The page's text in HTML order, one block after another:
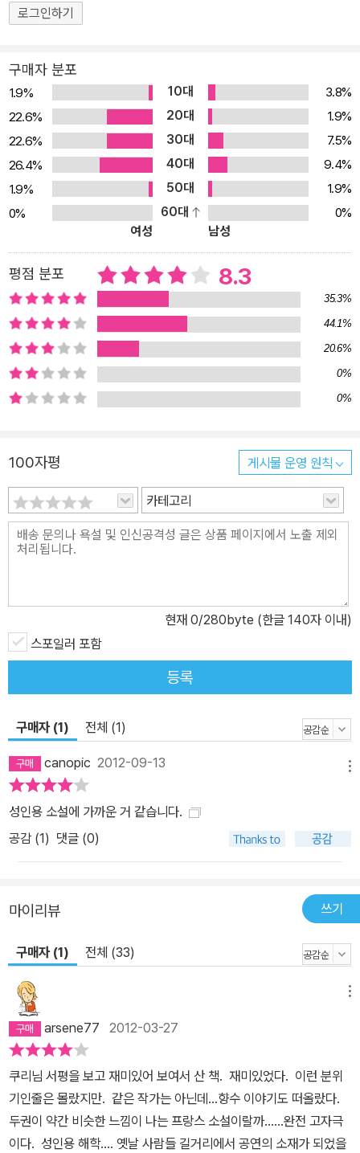
다. 팩션은 역사적 사실에서 소설적 제재를 취한 것으로 작가의 해석
적 사실을 지나치게 과장하거나 비틀고, 환상성까지 가미시키는 과정
에서 당대의 풍속이나 세부적 진실에 대한 세밀한 복원을 간과한 측
면이 있다. 하지만 이 작품 『몽테스팡 수난기』는 풍부한 역사적 사료
를 바탕으로 당대의 소소한 사건과 배경, 관습과 풍속 등을 적나라할
만큼 세밀하고 과감하게 묘사하고 있어, 팩션의 새로운 문법을 만들
어냈다는 평가를 받을 만하다. 그동안 ‘프랑스의 장희빈’이라고 불리
는 몽테스팡 후작부인에게 시선이 집중되었으나, 이 작품은 자신이
사랑하는 아내를 빼앗긴 한 남자의 애절한 절규에 주목한다. 몽테스
팡이 아내, 아테나이(몽테스팡 후작부인)가 태양왕의 눈에 띄자 왕에
대한 순진한 충성심과 점차 몰락해가는 자신의 귀족 가문을 살려보려
는 심산으로 아내를 궁정에 들여보내는 것이 모든 사건의 발단이다.
당시엔 귀족들이 자기 아내를 왕의 정부로 만들지 못해 안달인 시대
였으나, 몽테스팡 후작은 정반대였다. 그는 아내가 왕의 공식적인 정
부 노릇을 하게 되자, 정면으로 군주에 반항하는 모습을 보였다. 이는
왕권신수설을 근간으로 한 군주제의 정통성 자체를 위협하는 의미이
지 못한 반항의 제스처를 두려움 없이 행한다. 그는 파리의 창녀들을
을 땅에 묻음으로써 아내의 장례식을 거행하기도 했다. 세상의 온갖
조롱과 우스개의 대상이 됐음으로 불구하고, 조금도 굴하지 않고 이
렇듯 기괴한 행동들을 감행했던 몽테스팡의 모습을 장 퇼레는 소설
거나 미화하지 않고 직설적으로 묘사함으로써 역사의 현장이 마치 눈
앞에 바로 그려지는 듯 착각이 들게 하는 것은 장 퇼레이기에 가능한
작업일 것이다. 부조리와 부도덕한 인간들의 세상 장 퇼레식 팩션이
보여주는 인간의 무한한 욕망과 그 끝의 허망함 왕권신수설을 내세우
력 남용. 이에 반기를 들기는커녕 굴종함으로써 자신의 이익을 챙기
했던 몽테스팡 후작. 부조리함 속에 분출되는 인간의 더럽고 추악한
욕망 등을 장 퇼레는 너무나 유명한 역사적 사실을 통해 생생하고 리
얼하게 표현해내고 있다. 이미 사람들이 알고 있는 역사적 사건에 방
대한 사료 수집을 통해 탄탄한 토대를 마련하고, 작가적 상상력을 보
태어 드라마티컬하게 재구성하며, 작가만의 해학과 블랙유머를 덧대
하여금 재미난 읽을거리의 차원을 뛰어넘는 문학적 가치를 지닌 팩션
한 미덕이라 할 수 있다. 그와 더불어 힘을 지닌 자에게 사랑하는 아내
내내 웃고 있지만 웃을 수 없는 인간의 씁쓸한 삶에 대해 장 퇼레만의
독특한 스타일로 풀어나가고 있다. 특히 몽테스팡이 죽고 나자 수도
원에서 생을 마감하는 그 순간까지도 손가락질 받았을 뿐 아니라, 죽
은 뒤 자식에게마저도 철저히 외면당한 채, 내장이 개에게 먹히는 수
모를 겪게 되는 후작부인 비참한 최후를 그로테스크하게 묘사함으로
써, 역사 속 인물들이 시사하는 바가 대부분 그러하듯 권력에 대한 욕
망과 탐닉이 얼마나 허망하고 공허한 것인지를 보여준다.
로그인하기
구매자 분포
1.9% 10대
3.8%
22.6%
20대
1.9%
22.6%
30대
7.5%
26.4%
40대
9.4%
1.9%
50대
1.9%
0%
60대
0%
여성
남성
평점 분포 8.3
35.3%
44.1%
20.6%
0%
0%
100자평 게시물 운영 원칙
카테고리
현재 0/280byte (한글 140자 이내)
스포일러 포함
등록
구매자 (1) 전체 (1)
canopic 2012-09-13
성인용 소설에 가까운 거 같습니다.
공감 (1) 댓글 (0)
마이리뷰 쓰기
구매자 (1) 전체 (33)
arsene77 2012-03-27
쿠리님 서평을 보고 재미있어 보여서 산 책. 재미있었다. 이런 분위
기인줄은 몰랐지만. 같은 작가는 아닌데...향수 이야기도 떠올랐다.
두권이 약간 비슷한 느낌이 나는 프랑스 소설이랄까......완전 고자극
이다. 성인용 해학.... 옛날 사람들 길거리에서 공연의 소재가 되었을